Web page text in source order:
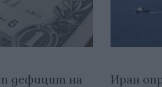
дефицит на
Иран